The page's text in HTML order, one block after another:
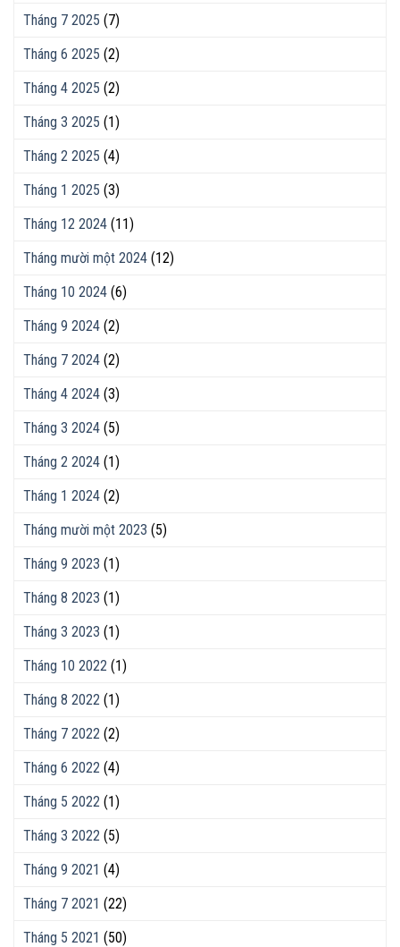
Tháng 7 2025 (7)
Tháng 6 2025 (2)
Tháng 4 2025 (2)
Tháng 3 2025 (1)
Tháng 2 2025 (4)
Tháng 1 2025 (3)
Tháng 12 2024 (11)
Tháng mười một 2024 (12)
Tháng 10 2024 (6)
Tháng 9 2024 (2)
Tháng 7 2024 (2)
Tháng 4 2024 (3)
Tháng 3 2024 (5)
Tháng 2 2024 (1)
Tháng 1 2024 (2)
Tháng mười một 2023 (5)
Tháng 9 2023 (1)
Tháng 8 2023 (1)
Tháng 3 2023 (1)
Tháng 10 2022 (1)
Tháng 8 2022 (1)
Tháng 7 2022 (2)
Tháng 6 2022 (4)
Tháng 5 2022 (1)
Tháng 3 2022 (5)
Tháng 9 2021 (4)
Tháng 7 2021 (22)
Tháng 5 2021 (50)